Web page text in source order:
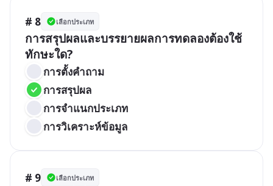
# 8 เลือกประเภท
การสรุปผลและบรรยายผลการทดลองต้องใช้
ทักษะใด?
การตั้งคำถาม
การสรุปผล
การจำแนกประเภท
การวิเคราะห์ข้อมูล
# 9 เลือกประเภท